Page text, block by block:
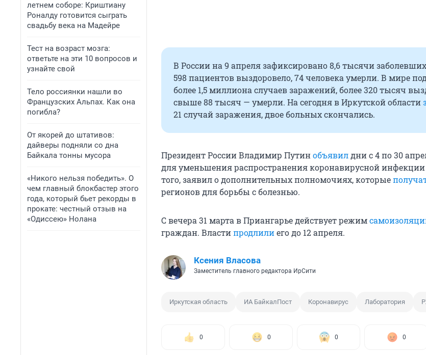
летнем соборе: Криштиану
Роналду готовится сыграть
свадьбу века на Мадейре
Тест на возраст мозга:
ответьте на эти 10 вопросов и
узнайте свой
Тело россиянки нашли во
Французских Альпах. Как она
погибла?
От якорей до штативов:
дайверы подняли со дна
Байкала тонны мусора
«Никого нельзя победить». О
чем главный блокбастер этого
года, который бьет рекорды в
прокате: честный отзыв на
«Одиссею» Нолана
В России на 9 апреля зафиксировано 8,6 тысячи заболевших
598 пациентов выздоровело, 74 человека умерли. В мире
более 1,5 миллиона случаев заражений, более 320 тысяч
свыше 88 тысяч — умерли. На сегодня в Иркутской области
21 случай заражения, двое больных скончались.
Президент России Владимир Путинобъявилдни с 4 по 30
для уменьшения распространения коронавирусной инфекции
того, заявил о дополнительных полномочиях, которые
регионов для борьбы с болезнью.
С вечера 31 марта в Приангарье действует режим
граждан. Властипродлилиего до 12 апреля.
Ксения Власова
Заместитель главного редактора ИрСити
Иркутская область ИА БайкалПост Коронавирус Лаборатория
0 0 0 0